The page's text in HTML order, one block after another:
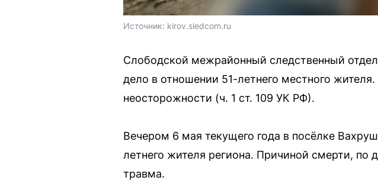
Источник: kirov.sledcom.ru
Слободской межрайонный следственный
дело в отношении 51-летнего местного
неосторожности (ч. 1 ст. 109 УК РФ).
Вечером 6 мая текущего года в посёлке
летнего жителя региона. Причиной смерти, по
травма.